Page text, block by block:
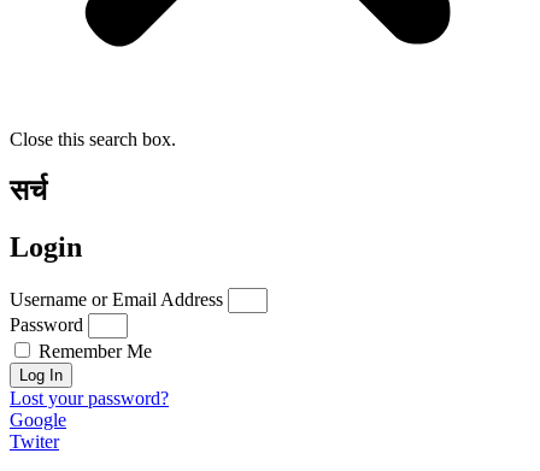
Close this search box.
सर्च
Login
Username or Email Address
Password
Remember Me
Log In
Lost your password?
Google
Twiter